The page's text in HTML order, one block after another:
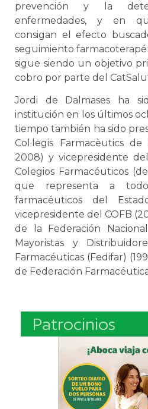
prevención y la
enfermedades, y en
consigan el efecto
seguimiento
sigue siendo un objetivo
cobro por parte del
Jordi de Dalmases ha
institución en los últimos
tiempo también ha sido
Col·legis Farmacèutics
2008) y vicepresidente
Colegios Farmacéuticos
que representa a
farmacéuticos del
vicepresidente del COFB
de la Federación
Mayoristas y
Farmacéuticas (Fedifar)
de Federación
Patrocinios